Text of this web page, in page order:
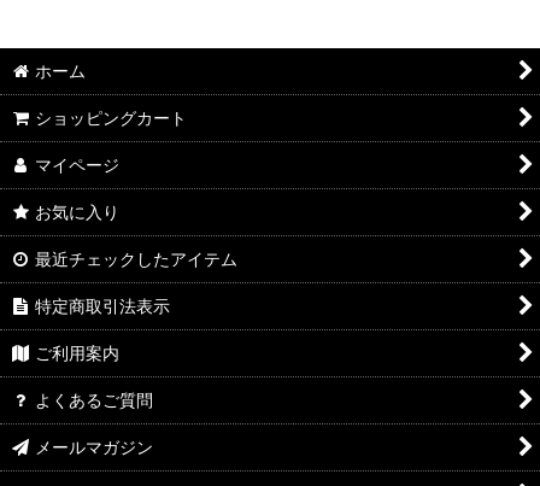
ホーム
ショッピングカート
マイページ
お気に入り
最近チェックしたアイテム
特定商取引法表示
ご利用案内
よくあるご質問
メールマガジン